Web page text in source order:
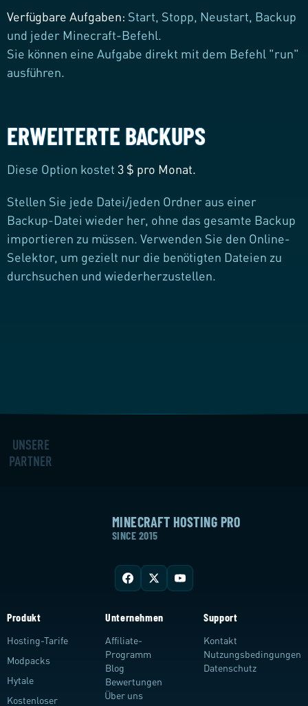
Verfügbare Aufgaben: Start, Stopp, Neustart, Backup
und jeder Minecraft-Befehl.
Sie können eine Aufgabe direkt mit dem Befehl "run"
ausführen.
ERWEITERTE BACKUPS
Diese Option kostet 3 $ pro Monat.
Stellen Sie jede Datei/jeden Ordner aus einer
Backup-Datei wieder her, ohne das gesamte Backup
importieren zu müssen. Verwenden Sie den Online-
Selektor, um gezielt nur die benötigten Dateien zu
durchsuchen und wiederherzustellen.
UNSERE
PARTNER
MINECRAFT HOSTING PRO
SINCE 2015
Produkt
Hosting-Tarife
Modpacks
Hytale
Kostenloser
Unternehmen
Affiliate-
Programm
Blog
Bewertungen
Über uns
Support
Kontakt
Nutzungsbedingungen
Datenschutz